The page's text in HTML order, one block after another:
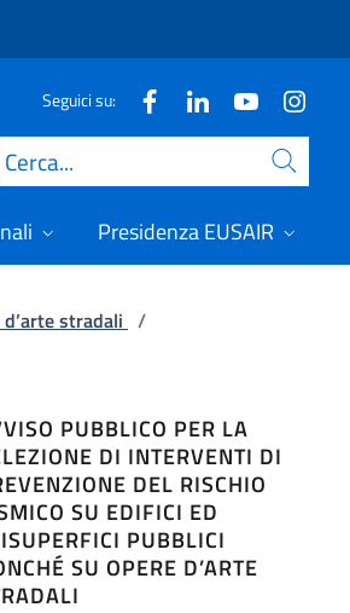
Seguici su:
Cerca
Presidenza EUSAIR
stradali /
PUBBLICO PER LA
DI INTERVENTI DI
DEL RISCHIO
SU EDIFICI ED
PUBBLICI
SU OPERE D’ARTE